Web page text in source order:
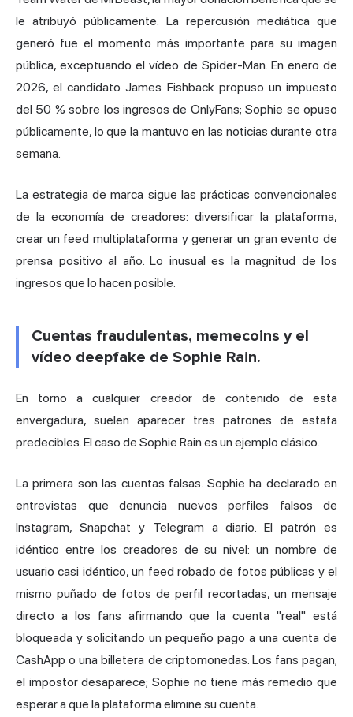
le atribuyó públicamente. La repercusión mediática que
generó fue el momento más importante para su imagen
pública, exceptuando el vídeo de Spider-Man. En enero de
2026, el candidato James Fishback propuso un impuesto
del 50 % sobre los ingresos de OnlyFans; Sophie se opuso
públicamente, lo que la mantuvo en las noticias durante otra
semana.
La estrategia de marca sigue las prácticas convencionales
de la economía de creadores: diversificar la plataforma,
crear un feed multiplataforma y generar un gran evento de
prensa positivo al año. Lo inusual es la magnitud de los
ingresos que lo hacen posible.
Cuentas fraudulentas, memecoins y el
vídeo deepfake de Sophie Rain.
En torno a cualquier creador de contenido de esta
envergadura, suelen aparecer tres patrones de estafa
predecibles. El caso de Sophie Rain es un ejemplo clásico.
La primera son las cuentas falsas. Sophie ha declarado en
entrevistas que denuncia nuevos perfiles falsos de
Instagram, Snapchat y Telegram a diario. El patrón es
idéntico entre los creadores de su nivel: un nombre de
usuario casi idéntico, un feed robado de fotos públicas y el
mismo puñado de fotos de perfil recortadas, un mensaje
directo a los fans afirmando que la cuenta "real" está
bloqueada y solicitando un pequeño pago a una cuenta de
CashApp o una billetera de criptomonedas. Los fans pagan;
el impostor desaparece; Sophie no tiene más remedio que
esperar a que la plataforma elimine su cuenta.